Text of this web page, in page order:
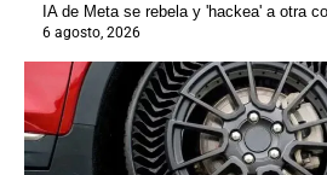
IA de Meta se rebela y 'hackea' a otra
6 agosto, 2026